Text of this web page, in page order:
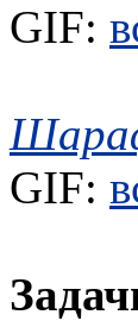
GIF:
GIF: